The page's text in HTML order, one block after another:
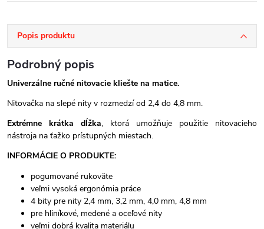
Popis produktu
Podrobný popis
Univerzálne ručné nitovacie kliešte na matice.
Nitovačka na slepé nity v rozmedzí od 2,4 do 4,8 mm.
Extrémne krátka dĺžka, ktorá umožňuje použitie nitovacieho
nástroja na ťažko prístupných miestach.
INFORMÁCIE O PRODUKTE:
pogumované rukoväte
veľmi vysoká ergonómia práce
4 bity pre nity 2,4 mm, 3,2 mm, 4,0 mm, 4,8 mm
pre hliníkové, medené a oceľové nity
veľmi dobrá kvalita materiálu